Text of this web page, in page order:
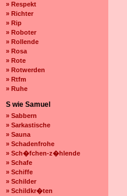
» Respekt
» Richter
» Rip
» Roboter
» Rollende
» Rosa
» Rote
» Rotwerden
» Rtfm
» Ruhe
S wie Samuel
» Sabbern
» Sarkastische
» Sauna
» Schadenfrohe
» Sch�fchen-z�hlende
» Schafe
» Schiffe
» Schilder
» Schildkr�ten